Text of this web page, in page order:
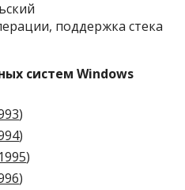
поддержка стека
систем Windows
)
)
1995)
)